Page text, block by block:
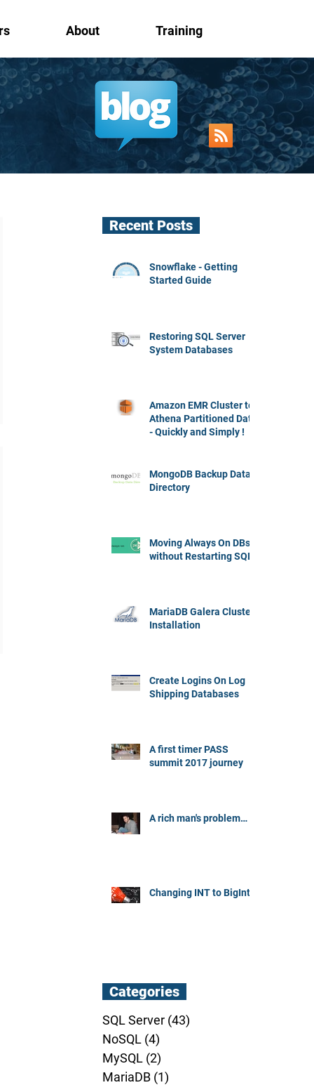
About Training
Recent Posts
Snowflake - Getting
Started Guide
Restoring SQL Server
System Databases
Amazon EMR Cluster to
Athena Partitioned Data
- Quickly and Simply !
MongoDB Backup Data
Directory
Moving Always On DBs
without Restarting SQL
MariaDB Galera Cluster
Installation
Create Logins On Log
Shipping Databases
A first timer PASS
summit 2017 journey
A rich man's problem…
Changing INT to BigInt
Categories
SQL Server (43)
NoSQL (4)
MySQL (2)
MariaDB (1)